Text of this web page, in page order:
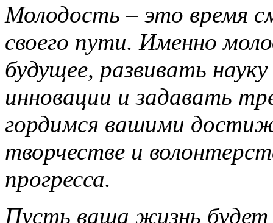
Молодость – это время
своего пути. Именно
будущее, развивать
инновации и задавать
гордимся вашими
творчестве и
прогресса.
Пусть ваша жизнь